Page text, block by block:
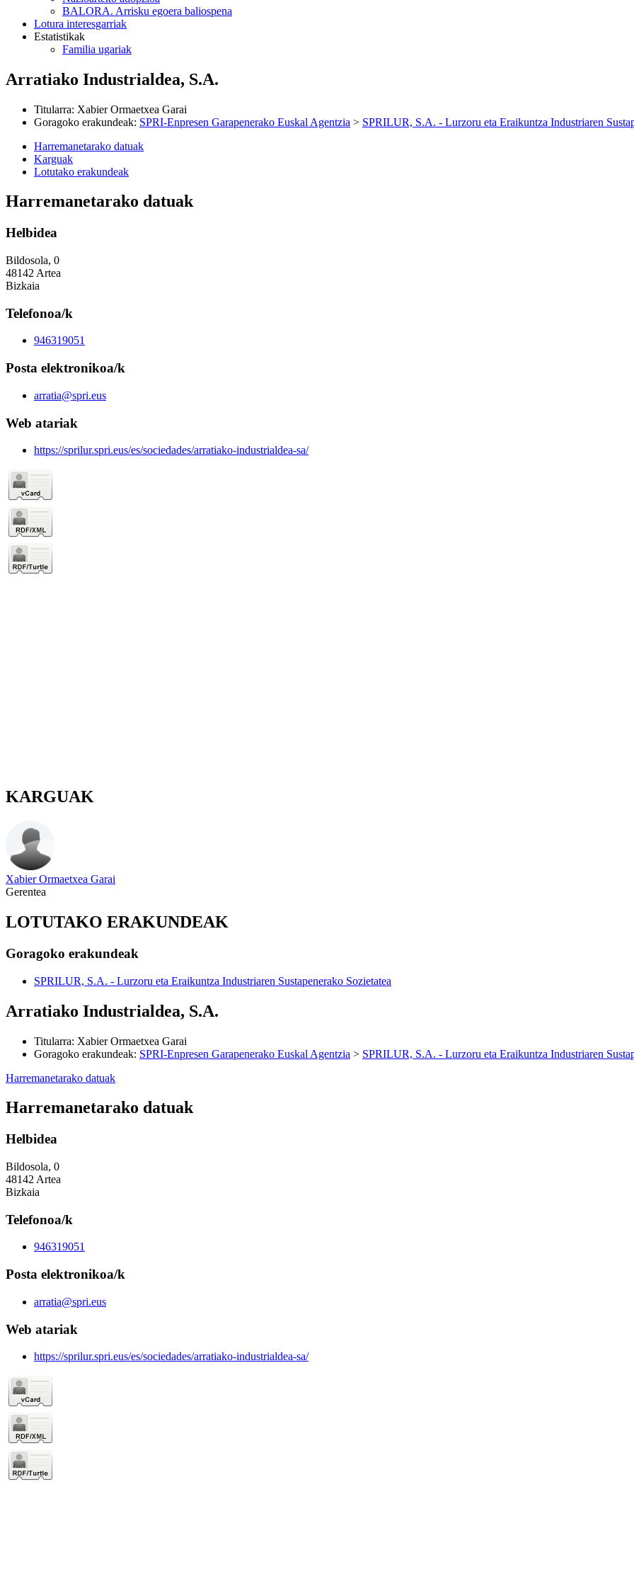
BALORA. Arrisku egoera baliospena
Lotura interesgarriak
Estatistikak
Familia ugariak
Arratiako Industrialdea, S.A.
Titularra: Xabier Ormaetxea Garai
Goragoko erakundeak: SPRI-Enpresen Garapenerako Euskal Agentzia > SPRILUR, S.A. - Lurzoru eta Eraikuntza Industriaren
Harremanetarako datuak
Karguak
Lotutako erakundeak
Harremanetarako datuak
Helbidea
Bildosola, 0
48142 Artea
Bizkaia
Telefonoa/k
946319051
Posta elektronikoa/k
arratia@spri.eus
Web atariak
https://sprilur.spri.eus/es/sociedades/arratiako-industrialdea-sa/
KARGUAK
Xabier Ormaetxea Garai
Gerentea
LOTUTAKO ERAKUNDEAK
Goragoko erakundeak
SPRILUR, S.A. - Lurzoru eta Eraikuntza Industriaren Sustapenerako Sozietatea
Arratiako Industrialdea, S.A.
Titularra: Xabier Ormaetxea Garai
Goragoko erakundeak: SPRI-Enpresen Garapenerako Euskal Agentzia > SPRILUR, S.A. - Lurzoru eta Eraikuntza Industriaren
Harremanetarako datuak
Harremanetarako datuak
Helbidea
Bildosola, 0
48142 Artea
Bizkaia
Telefonoa/k
946319051
Posta elektronikoa/k
arratia@spri.eus
Web atariak
https://sprilur.spri.eus/es/sociedades/arratiako-industrialdea-sa/